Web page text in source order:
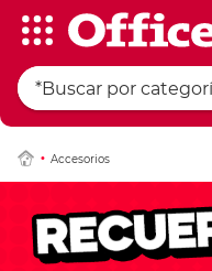
Accesorios